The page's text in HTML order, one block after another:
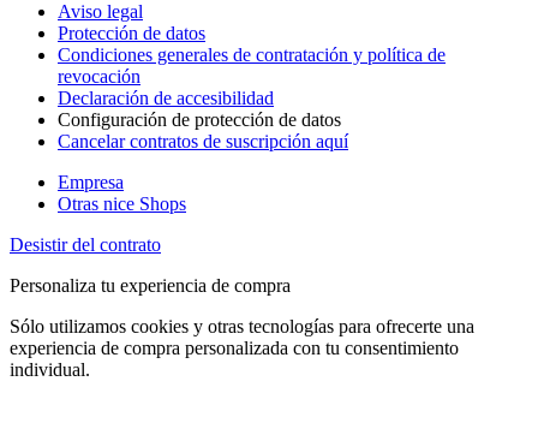
Aviso legal
Protección de datos
Condiciones generales de contratación y política de
revocación
Declaración de accesibilidad
Configuración de protección de datos
Cancelar contratos de suscripción aquí
Empresa
Otras nice Shops
Desistir del contrato
Personaliza tu experiencia de compra
Sólo utilizamos cookies y otras tecnologías para ofrecerte una
experiencia de compra personalizada con tu consentimiento
individual.